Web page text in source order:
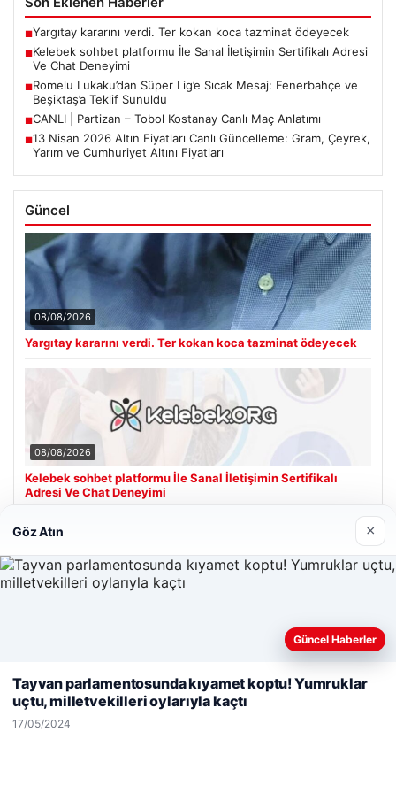
■Yargıtay kararını verdi. Ter kokan koca tazminat ödeyecek
■Kelebek sohbet platformu İle Sanal İletişimin Sertifikalı Adresi
Ve Chat Deneyimi
■Romelu Lukaku’dan Süper Lig’e Sıcak Mesaj: Fenerbahçe ve
Beşiktaş’a Teklif Sunuldu
■CANLI | Partizan – Tobol Kostanay Canlı Maç Anlatımı
■13 Nisan 2026 Altın Fiyatları Canlı Güncelleme: Gram, Çeyrek,
Yarım ve Cumhuriyet Altını Fiyatları
Güncel
08/08/2026
Yargıtay kararını verdi. Ter kokan koca tazminat ödeyecek
08/08/2026
Kelebek sohbet platformu İle Sanal İletişimin Sertifikalı
Adresi Ve Chat Deneyimi
Son Eklenen Firmalar
Web sitemizi nasıl kullandığınızı daha iyi anlayabilmek,
kullanıyoruz.Çerez Politikamız
Kabul Et
Göz Atın ×
Güncel Haberler
Tayvan parlamentosunda kıyamet koptu! Yumruklar
uçtu, milletvekilleri oylarıyla kaçtı
17/05/2024